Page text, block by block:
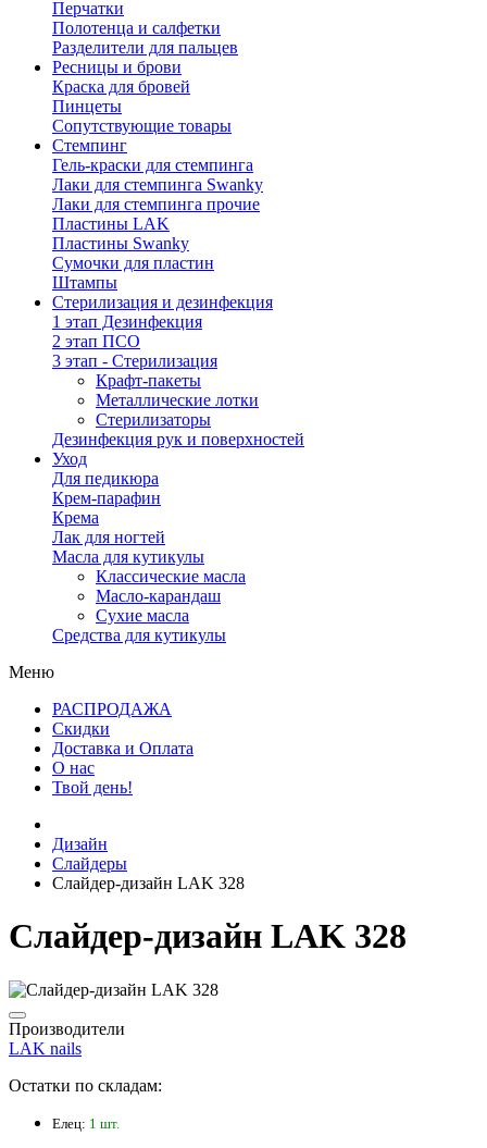
Перчатки
Полотенца и салфетки
Разделители для пальцев
Ресницы и брови
Краска для бровей
Пинцеты
Сопутствующие товары
Стемпинг
Гель-краски для стемпинга
Лаки для стемпинга Swanky
Лаки для стемпинга прочие
Пластины LAK
Пластины Swanky
Сумочки для пластин
Штампы
Стерилизация и дезинфекция
1 этап Дезинфекция
2 этап ПСО
3 этап - Стерилизация
Крафт-пакеты
Металлические лотки
Стерилизаторы
Дезинфекция рук и поверхностей
Уход
Для педикюра
Крем-парафин
Крема
Лак для ногтей
Масла для кутикулы
Классические масла
Масло-карандаш
Сухие масла
Средства для кутикулы
Меню
РАСПРОДАЖА
Скидки
Доставка и Оплата
О нас
Твой день!
Дизайн
Слайдеры
Слайдер-дизайн LAK 328
Слайдер-дизайн LAK 328
Производители
LAK nails
Остатки по складам:
Елец: 1 шт.